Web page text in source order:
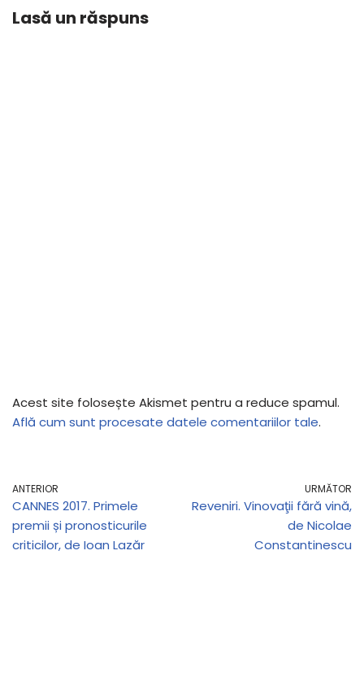
Lasă un răspuns
Acest site folosește Akismet pentru a reduce spamul.
Află cum sunt procesate datele comentariilor tale.
ANTERIOR
CANNES 2017. Primele
premii și pronosticurile
criticilor, de Ioan Lazăr
URMĂTOR
Reveniri. Vinovaţii fără vină,
de Nicolae
Constantinescu